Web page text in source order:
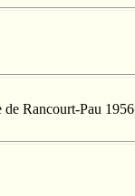
de Rancourt-Pau 1956